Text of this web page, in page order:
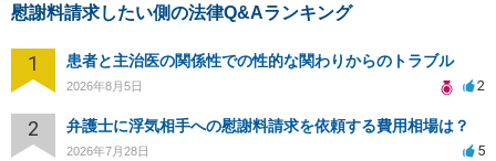
慰謝料請求したい側の法律Q&Aランキング
1 患者と主治医の関係性での性的な関わりからのトラブル
2026年8月5日 2
2 弁護士に浮気相手への慰謝料請求を依頼する費用相場は？
2026年7月28日 5